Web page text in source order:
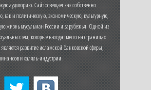
аудиторию. Сайт освещает как собственно
так и политическую, экономическую, культурную,
жизнь мусульман России и зарубежья. Одной из
тем, которые находят место на страницах
развитие исламской банковской сферы,
и халяль-индустрии.